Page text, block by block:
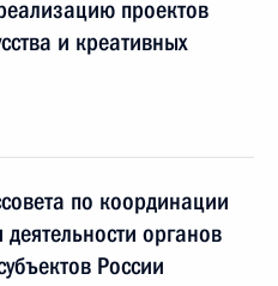
проектов
и креативных
по координации
органов
России